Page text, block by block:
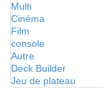
Multi
Cinéma
Film
console
Autre
Deck Builder
Jeu de plateau